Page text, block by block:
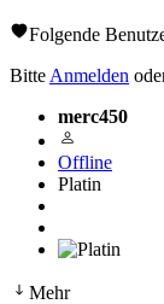
Folgende
Bitte Anmelden
merc450
Offline
Platin
Mehr